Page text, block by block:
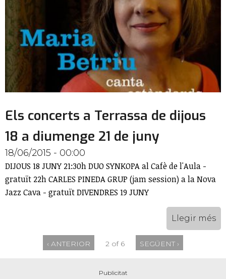
Els concerts a Terrassa de dijous
18 a diumenge 21 de juny
18/06/2015 - 00:00
DIJOUS 18 JUNY 21:30h DUO SYNKOPA al Cafè de l'Aula -
gratuït 22h CARLES PINEDA GRUP (jam session) a la Nova
Jazz Cava - gratuït DIVENDRES 19 JUNY
Llegir més
‹ ANTERIOR 2 of 6 SEGÜENT ›